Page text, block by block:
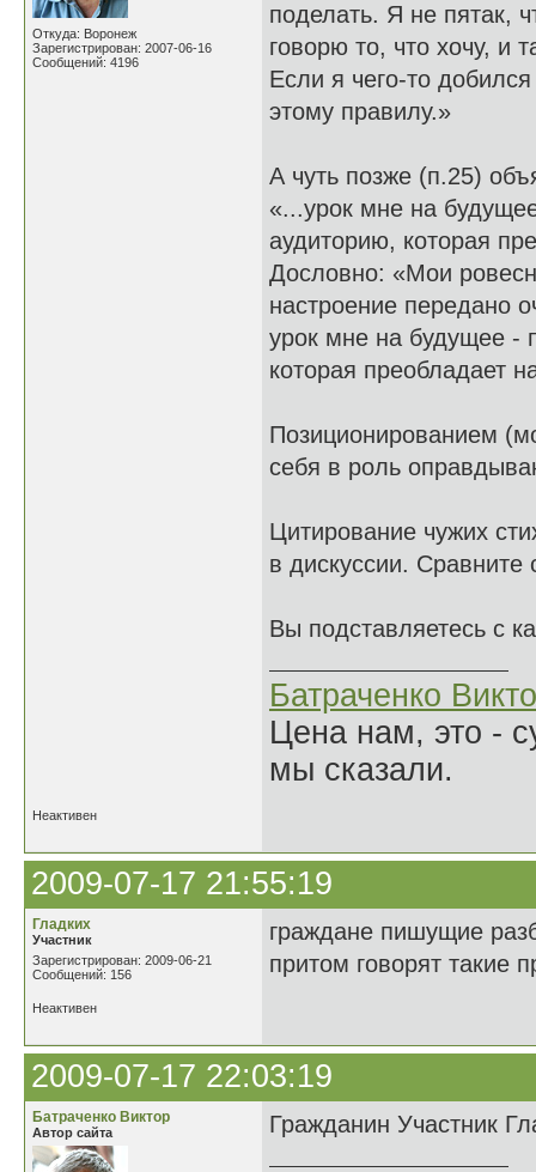
Откуда: Воронеж
Зарегистрирован: 2007-06-16
Сообщений: 4196
поделать. Я не пятак,
говорю то, что хочу, и
Если я чего-то
этому правилу.»
А чуть позже (п.25)
«...урок мне на
аудиторию, которая
Дословно: «Мои
настроение передано
урок мне на будущее -
которая преобладает
Позиционированием
себя в роль
Цитирование чужих
в дискуссии.
Вы подставляетесь с
Батраченко
Цена нам, это -
мы сказали.
Неактивен
2009-07-17 21:55:19
Гладких
Участник
Зарегистрирован: 2009-06-21
Сообщений: 156
граждане пишущие
притом говорят такие
Неактивен
2009-07-17 22:03:19
Батраченко Виктор
Автор сайта Гражданин Участник